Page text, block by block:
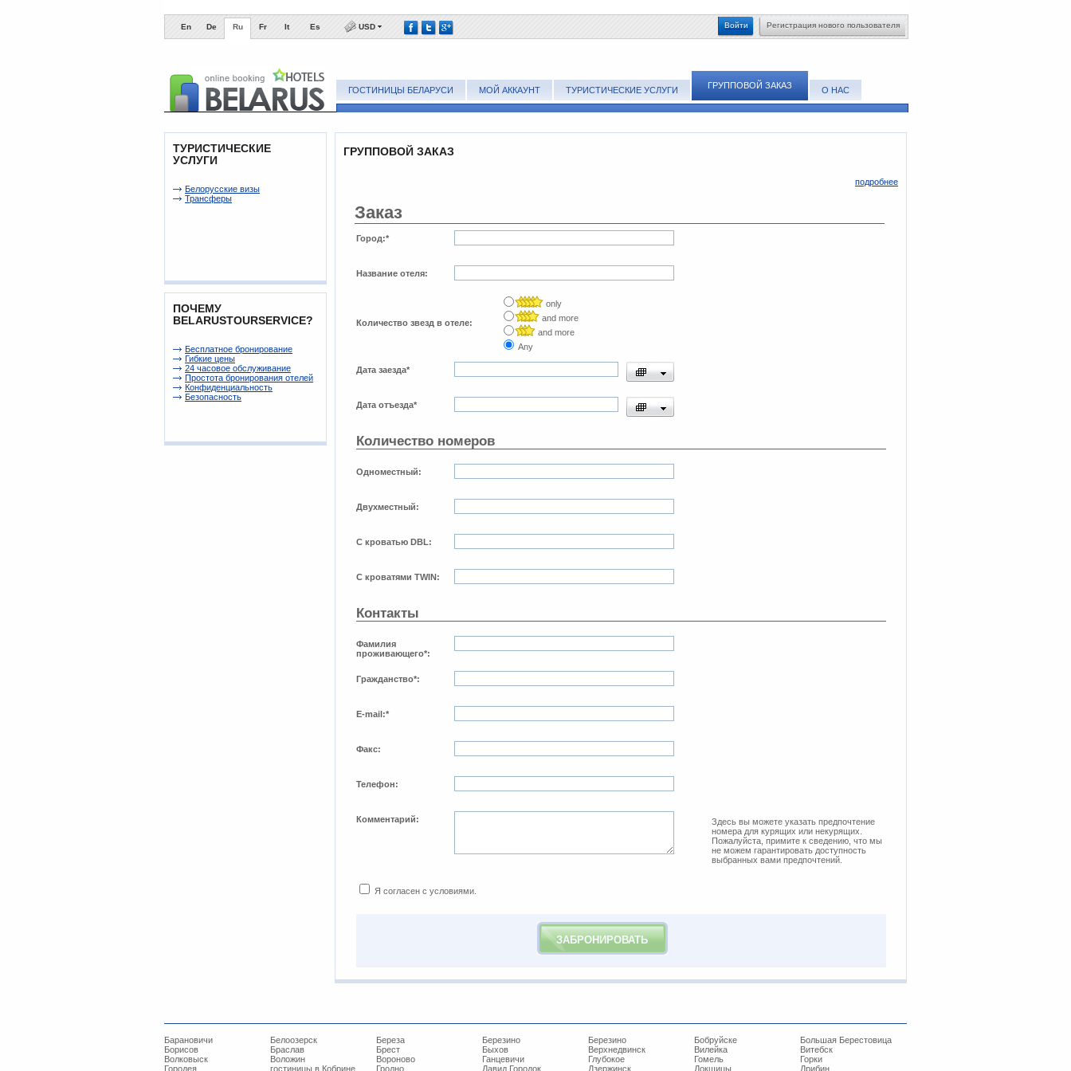
En De Ru Fr It Es USD Регистрация нового пользователя
Войти
ГОСТИНИЦЫ БЕЛАРУСИ МОЙ АККАУНТ ТУРИСТИЧЕСКИЕ УСЛУГИ ГРУППОВОЙ ЗАКАЗ О НАС
ТУРИСТИЧЕСКИЕ
УСЛУГИ
Белорусские визы
Трансферы
ПОЧЕМУ
BELARUSTOURSERVICE?
Беcплатное бронирование
Гибкие цены
24 часовое обслуживание
Простота бронирования отелей
Конфиденциальность
Безопасность
ГРУППОВОЙ ЗАКАЗ
подробнее
Заказ
Город:*
Название отеля:
Количество звезд в отеле:
only
and more
and more
Any
Дата заезда*
Дата отъезда*
Количество номеров
Одноместный:
Двухместный:
С кроватью DBL:
С кроватями TWIN:
Контакты
Фамилия
проживающего*:
​Гражданство*:
E-mail:*
Факс:
Телефон:
Комментарий:
Здесь вы можете указать предпочтение
номера для курящих или некурящих.
Пожалуйста, примите к сведению, что мы
не можем гарантировать доступность
выбранных вами предпочтений.
Я согласен с условиями.
Барановичи Белоозерск Береза Березино Березино Бобруйске
Большая Берестовица
Борисов
Браслав Брест Быхов Верхнедвинск Вилейка
Витебск
Волковыск
Воложин Вороново Ганцевичи Глубокое Гомель
Горки
Городея
гостиницы в Кобрине Гродно Давид Городок Дзержинск Докшицы Дрибин